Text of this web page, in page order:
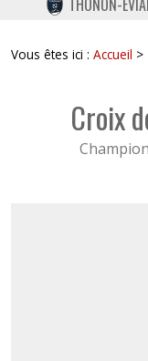
TWITTER
INSTAGRAM
THONON-
Vous êtes ici : Accueil >
Croix